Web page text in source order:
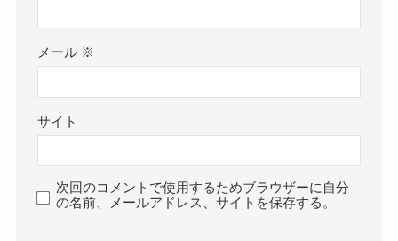
メール ※
サイト
次回のコメントで使用するためブラウザーに自分
の名前、メールアドレス、サイトを保存する。